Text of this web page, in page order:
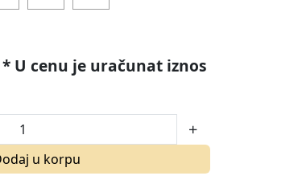
* U cenu je uračunat iznos
u korpu